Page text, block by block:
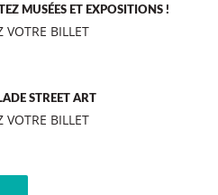
MUSÉES ET EXPOSITIONS !
VOTRE BILLET
STREET ART
VOTRE BILLET